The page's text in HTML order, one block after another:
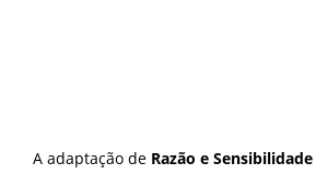
A adaptação de Razão e Sensibilidade